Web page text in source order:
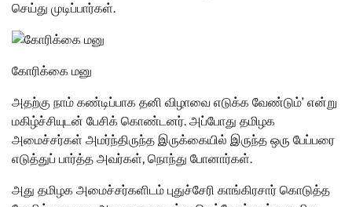
செய்து முடிப்பார்கள்.
கோரிக்கை மனு
அதற்கு நாம் கண்டிப்பாக தனி விழாவை எடுக்க வேண்டும்’ என்று
மகிழ்ச்சியுடன் பேசிக் கொண்டனர். அப்போது தமிழக
அமைச்சர்கள் அமர்ந்திருந்த இருக்கையில் இருந்த ஒரு பேப்பரை
எடுத்துப் பார்த்த அவர்கள், நொந்து போனார்கள்.
அது தமிழக அமைச்சர்களிடம் புதுச்சேரி காங்கிரசார் கொடுத்த